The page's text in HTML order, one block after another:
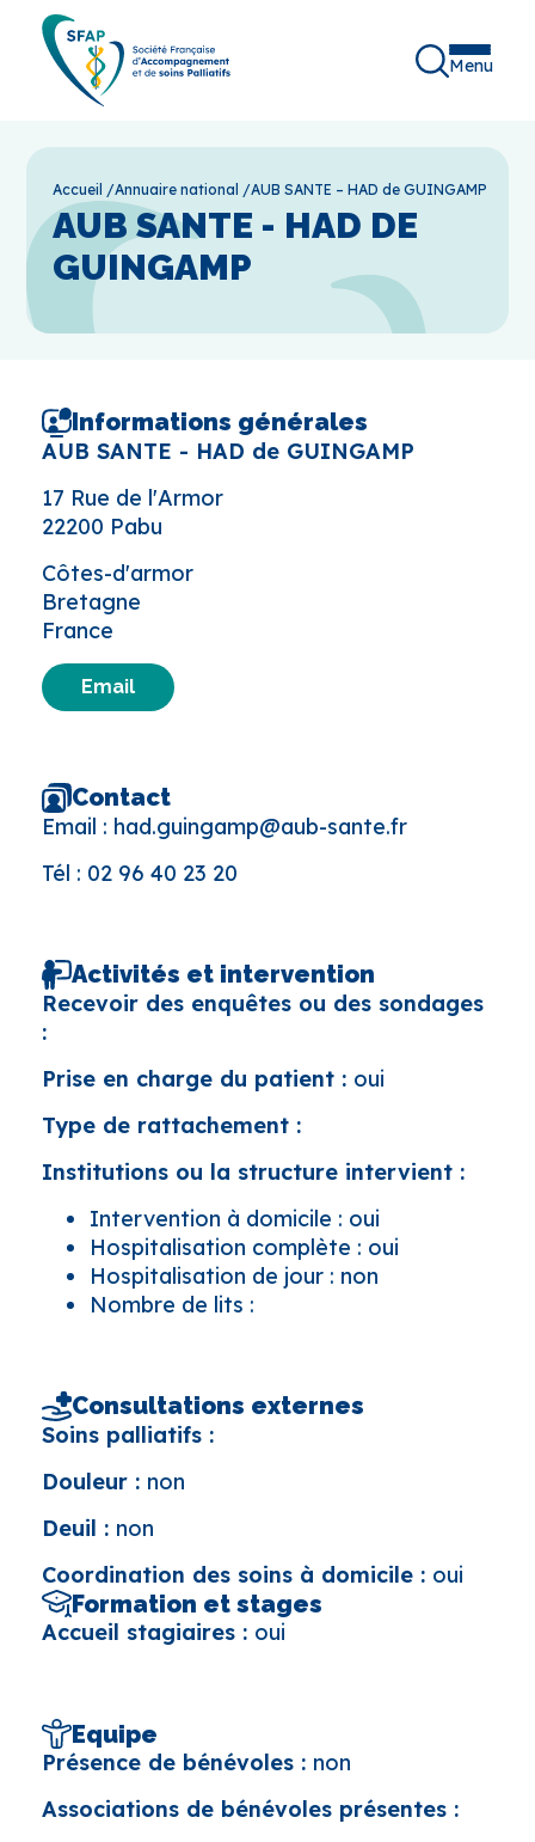
Menu
Accueil /Annuaire national /AUB SANTE – HAD de GUINGAMP
AUB SANTE - HAD DE
GUINGAMP
Informations générales
AUB SANTE - HAD de GUINGAMP
17 Rue de l'Armor
22200 Pabu
Côtes-d'armor
Bretagne
France
Email
Contact
Email : had.guingamp@aub-sante.fr
Tél : 02 96 40 23 20
Activités et intervention
Recevoir des enquêtes ou des sondages
:
Prise en charge du patient : oui
Type de rattachement :
Institutions ou la structure intervient :
Intervention à domicile : oui
Hospitalisation complète : oui
Hospitalisation de jour : non
Nombre de lits :
Consultations externes
Soins palliatifs :
Douleur : non
Deuil : non
Coordination des soins à domicile : oui
Formation et stages
Accueil stagiaires : oui
Equipe
Présence de bénévoles : non
Associations de bénévoles présentes :